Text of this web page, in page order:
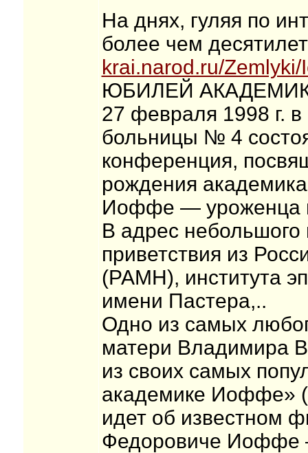
На днях, гуляя по
более чем
krai.narod.ru/Zemlyki/
ЮБИЛЕЙ
27 февраля 1998 г. в
больницы № 4
конференция,
рождения
Иоффе — уроженца
В адрес
приветствия из
(РАМН), института
имени Пастера,..
Одно из самых
матери Владимира
из своих самых
академике Иоффе»
идет об известном
Федоровиче Иоффе